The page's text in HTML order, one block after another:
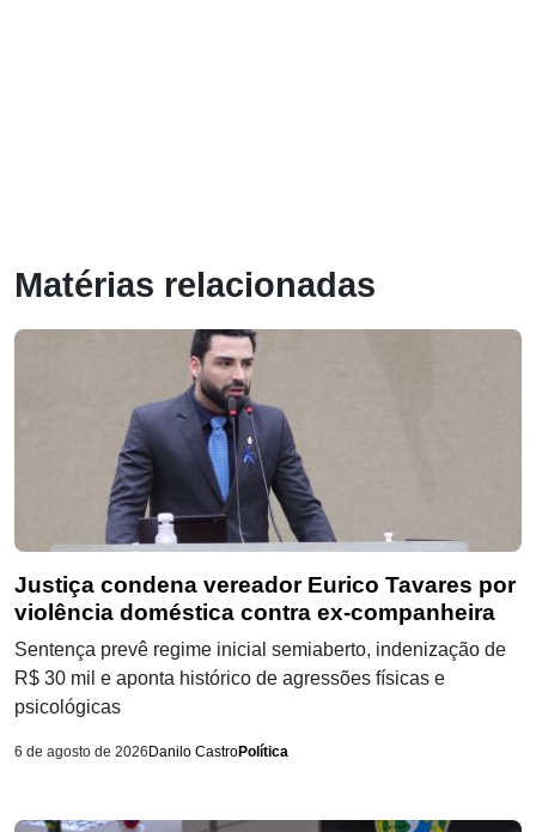
Matérias relacionadas
Justiça condena vereador Eurico Tavares por
violência doméstica contra ex-companheira
Sentença prevê regime inicial semiaberto, indenização de
R$ 30 mil e aponta histórico de agressões físicas e
psicológicas
6 de agosto de 2026 Danilo CastroPolítica